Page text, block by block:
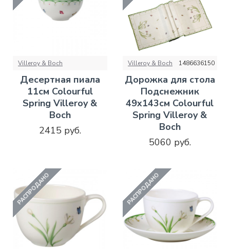
Villeroy & Boch
Десертная пиала
11см Colourful
Spring Villeroy &
Boch
2415 руб.
Villeroy & Boch 1486636150
Дорожка для стола
Подснежник
49х143см Colourful
Spring Villeroy &
Boch
5060 руб.
РАСПРОДАНО РАСПРОДАНО